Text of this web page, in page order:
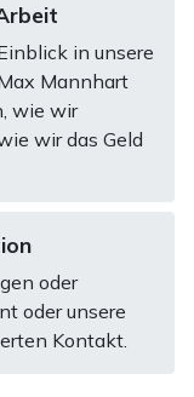
in unsere
Mannhart
wie wir
wir das Geld
oder
oder unsere
Kontakt.